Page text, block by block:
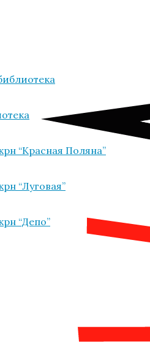
“Красная Поляна”
“Луговая”
“Депо”